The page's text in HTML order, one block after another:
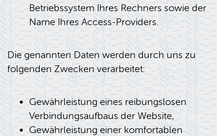
Betriebssystem Ihres Rechners sowie der
Name Ihres Access-Providers.
Die genannten Daten werden durch uns zu
folgenden Zwecken verarbeitet:
Gewährleistung eines reibungslosen
Verbindungsaufbaus der Website,
Gewährleistung einer komfortablen